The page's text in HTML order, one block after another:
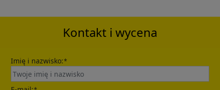
Kontakt i wycena
Imię i nazwisko:*